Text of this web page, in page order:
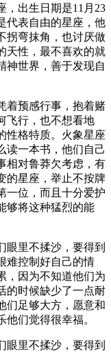
，出生日期是11月23
代表自由的星座，他
拐弯抹角，也讨厌做
天性，最不喜欢的就
神世界，善于发现自
着预感行事，抱着赌
飞行，也不想看地
性格特质。火象星座
读一本书，他们自己
相对鲁莽欠考虑，有
的星座，举止不按牌
一位，而且十分爱护
够将这种猛烈的能
眼里不揉沙，要得到
难控制好自己的情
，因为不知道他们为
的时候缺少了一点耐
们足够大方，愿意和
们觉得很幸福。
眼里不揉沙，要得到